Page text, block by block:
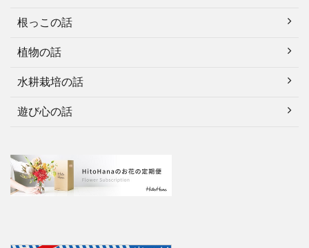
根っこの話
植物の話
水耕栽培の話
遊び心の話